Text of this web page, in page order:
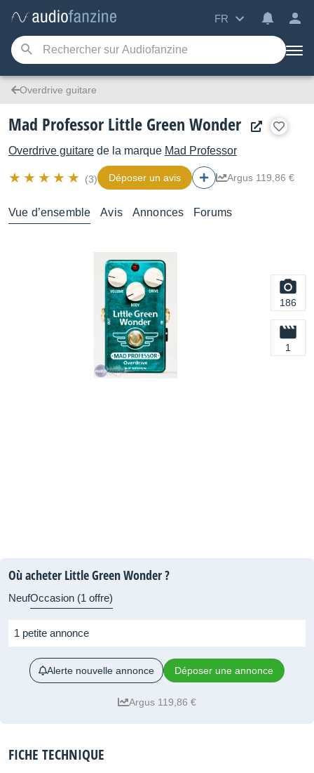
FR
Overdrive guitare
Mad Professor Little Green Wonder
Overdrive guitare de la marque Mad Professor
(3) Déposer un avis Argus 119,86 €
Vue d’ensemble Avis Annonces Forums
186
1
Où acheter Little Green Wonder ?
NeufOccasion (1 offre)
1 petite annonce
Alerte nouvelle annonce Déposer une annonce
Argus 119,86 €
FICHE TECHNIQUE